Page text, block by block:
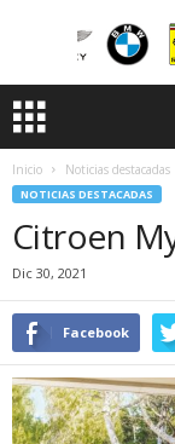
Inicio Noticias destacadas
NOTICIAS DESTACADAS
Citroen
Dic 30, 2021
Facebook